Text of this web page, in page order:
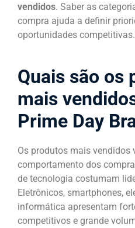
vendidos. Saber as
compra ajuda a definir
oportunidades competitivas.
Quais são os
mais
Prime Day
Os produtos mais vendidos
comportamento dos
de tecnologia costumam
Eletrônicos, smartphones,
informática apresentam
competitivos e grande